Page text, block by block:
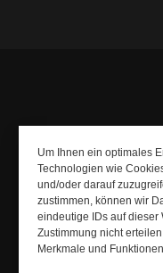
Um Ihnen ein optimales
Technologien wie
und/oder darauf
zustimmen, können wir
eindeutige IDs auf dieser
Zustimmung nicht
Merkmale und